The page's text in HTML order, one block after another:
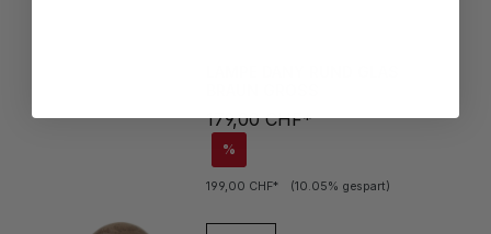
179,00 CHF*
%
199,00 CHF* (10.05% gespart)